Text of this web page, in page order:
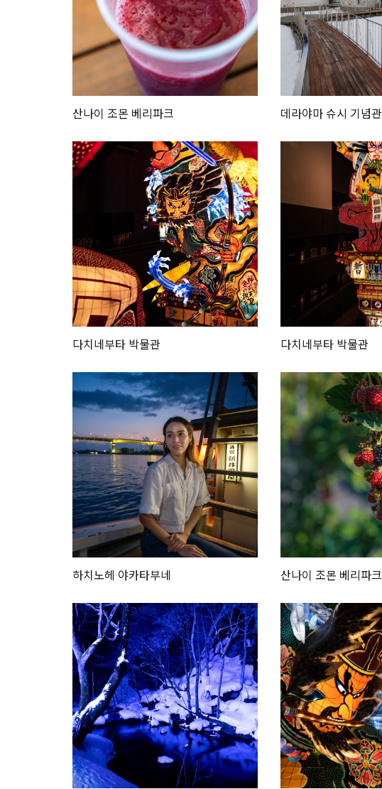
산나이 조몬 베리파크 데라야마 슈시 기념관
다치네부타 박물관 다치네부타 박물관
하치노헤 야카타부네 산나이 조몬 베리파크